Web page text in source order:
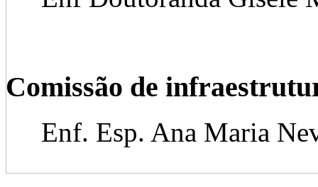
Comissão de
Enf. Esp. Ana Maria